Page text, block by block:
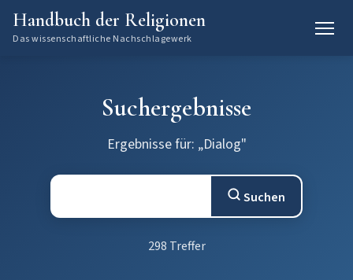
Handbuch der Religionen
Das wissenschaftliche Nachschlagewerk
Suchergebnisse
Ergebnisse für: „Dialog"
Suchen
298 Treffer